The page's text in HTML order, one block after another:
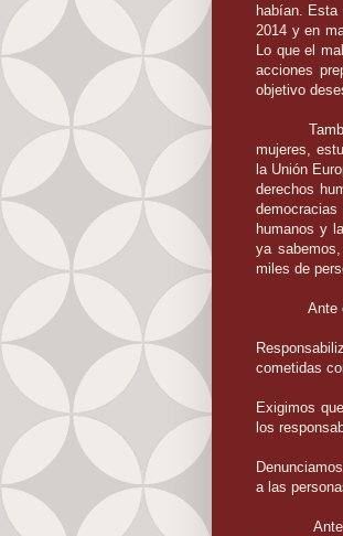
habían. Esta
2014 y en
Lo que el
acciones
objetivo
mujeres,
la Unión
derechos
humanos y
ya
miles de
Ante
cometidas
Exigimos
los
a las